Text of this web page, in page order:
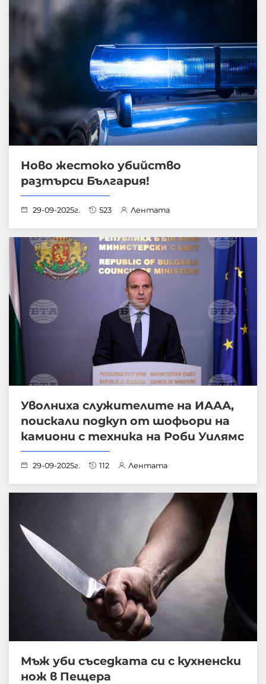
Ново жестоко убийство
разтърси България!
29-09-2025г. 523 Лентата
Уволниха служителите на ИААА,
поискали подкуп от шофьори на
камиони с техника на Роби Уилямс
29-09-2025г. 112 Лентата
Мъж уби съседката си с кухненски
нож в Пещера